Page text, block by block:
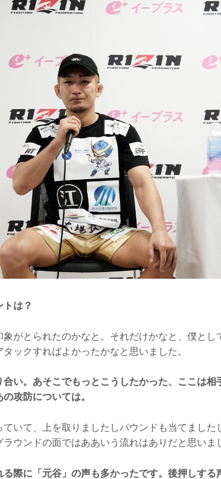
トは？
がとられたのかなと。それだけかなと、僕とし
ックすればよかったかなと思いました。
い。あそこでもっとこうしたかった、ここは相
攻防については。
いて、上を取りましたしパウンドも当てました
ウンドの面ではああいう流れはありだと思いま
際に「元谷」の声も多かったです。後押しする